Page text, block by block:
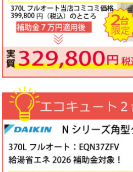
ノーリツ・リンナイ・パロマ製品の値
2026年05月18日
目玉商品
ノーリツビルトインコンロ「N3WV6M
なら「ロティプレートS」プレゼント！
79,800円！数量限定のため、なくなり
2026年05月15日
目玉商品
パロマ屋外式エコジョーズふろ給湯器
FH-E2011SAWL(K)マルチリモコンセ
（処分込）10年商品・工事保証付
コミ